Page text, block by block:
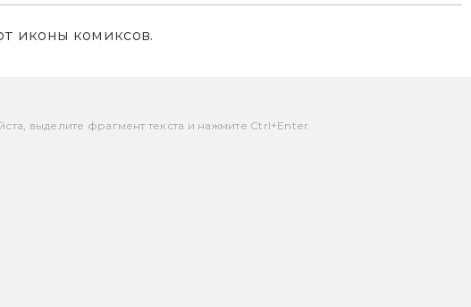
выделите фрагмент текста и нажмите Ctrl+Enter.